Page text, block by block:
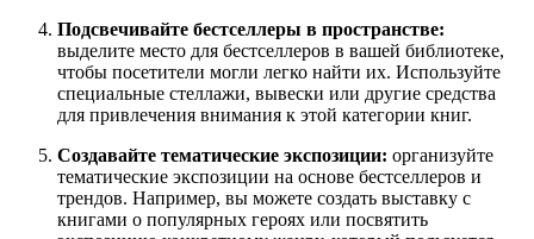
Подсвечивайте бестселлеры в пространстве:
выделите место для бестселлеров в вашей библиотеке,
чтобы посетители могли легко найти их. Используйте
специальные стеллажи, вывески или другие средства
для привлечения внимания к этой категории книг.
Создавайте тематические экспозиции: организуйте
тематические экспозиции на основе бестселлеров и
трендов. Например, вы можете создать выставку с
книгами о популярных героях или посвятить